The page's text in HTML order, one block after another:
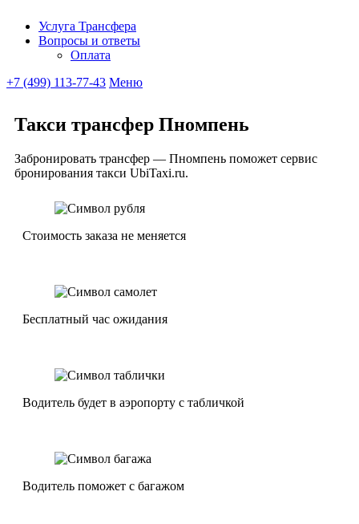
Ubitaxi
Услуга Трансфера
Вопросы и ответы
Оплата
+7 (499) 113-77-43 Меню
Такси трансфер Пномпень
Забронировать трансфер — Пномпень поможет сервис
бронирования такси UbiTaxi.ru.
Стоимость заказа не меняется
Бесплатный час ожидания
Водитель будет в аэропорту с табличкой
Водитель поможет с багажом